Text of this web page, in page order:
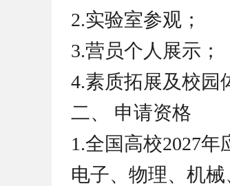
2.实验室参观；
3.营员个人展示；
4.素质拓展及校园
二、 申请资格
1.全国高校2027
电子、物理、机